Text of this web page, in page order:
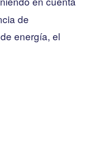
de
energía, el